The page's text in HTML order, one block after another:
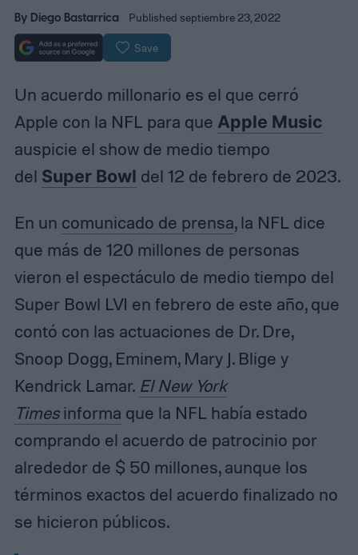
By Diego Bastarrica Published septiembre 23, 2022
Save
Un acuerdo millonario es el que cerró
Apple con la NFL para que Apple Music
auspicie el show de medio tiempo
del Super Bowl del 12 de febrero de 2023.
En un comunicado de prensa, la NFL dice
que más de 120 millones de personas
vieron el espectáculo de medio tiempo del
Super Bowl LVI en febrero de este año, que
contó con las actuaciones de Dr. Dre,
Snoop Dogg, Eminem, Mary J. Blige y
Kendrick Lamar. El New York
Timesinforma que la NFL había estado
comprando el acuerdo de patrocinio por
alrededor de $ 50 millones, aunque los
términos exactos del acuerdo finalizado no
se hicieron públicos.